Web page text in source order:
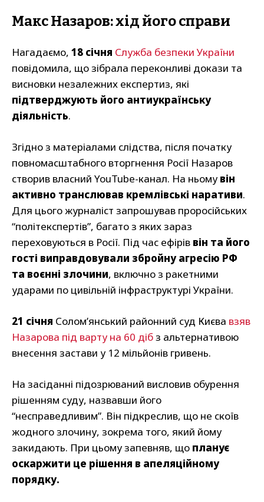
Макс Назаров: хід його справи
Нагадаємо, 18 січня Служба безпеки України
повідомила, що зібрала переконливі докази та
висновки незалежних експертиз, які
підтверджують його антиукраїнську
діяльність.
Згідно з матеріалами слідства, після початку
повномасштабного вторгнення Росії Назаров
створив власний YouTube-канал. На ньому він
активно транслював кремлівські наративи.
Для цього журналіст запрошував проросійських
“політекспертів”, багато з яких зараз
переховуються в Росії. Під час ефірів він та його
гості виправдовували збройну агресію РФ
та воєнні злочини, включно з ракетними
ударами по цивільній інфраструктурі України.
21 січня Соломʼянський районний суд Києва взяв
Назарова під варту на 60 дібз альтернативою
внесення застави у 12 мільйонів гривень.
На засіданні підозрюваний висловив обурення
рішенням суду, назвавши його
“несправедливим”. Він підкреслив, що не скоїв
жодного злочину, зокрема того, який йому
закидають. При цьому запевняв, що планує
оскаржити це рішення в апеляційному
порядку.